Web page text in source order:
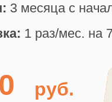
руб.
3 месяца с
1 раз/мес. на